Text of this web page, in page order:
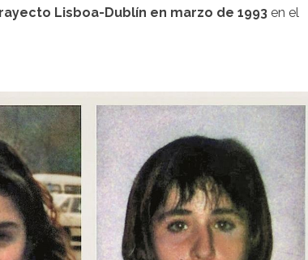
Lisboa-Dublín en marzo de 1993 en el